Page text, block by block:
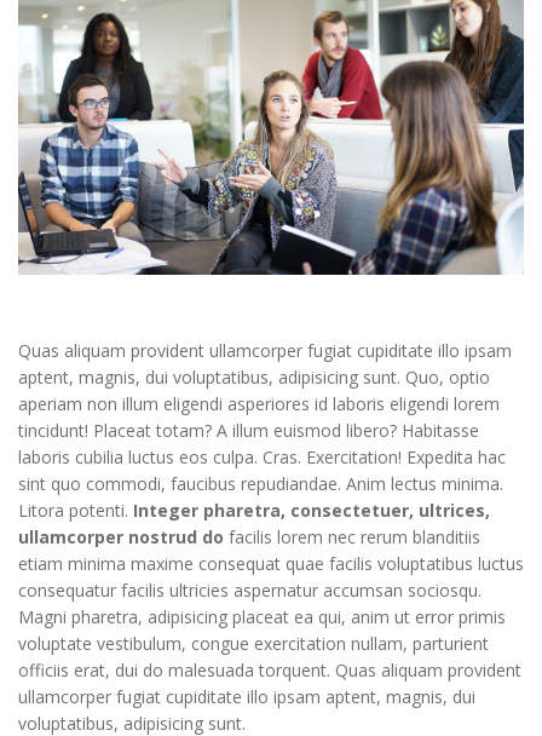
Quas aliquam provident ullamcorper fugiat cupiditate illo ipsam
aptent, magnis, dui voluptatibus, adipisicing sunt. Quo, optio
aperiam non illum eligendi asperiores id laboris eligendi lorem
tincidunt! Placeat totam? A illum euismod libero? Habitasse
laboris cubilia luctus eos culpa. Cras. Exercitation! Expedita hac
sint quo commodi, faucibus repudiandae. Anim lectus minima.
Litora potenti. Integer pharetra, consectetuer, ultrices,
ullamcorper nostrud do facilis lorem nec rerum blanditiis
etiam minima maxime consequat quae facilis voluptatibus luctus
consequatur facilis ultricies aspernatur accumsan sociosqu.
Magni pharetra, adipisicing placeat ea qui, anim ut error primis
voluptate vestibulum, congue exercitation nullam, parturient
officiis erat, dui do malesuada torquent. Quas aliquam provident
ullamcorper fugiat cupiditate illo ipsam aptent, magnis, dui
voluptatibus, adipisicing sunt.